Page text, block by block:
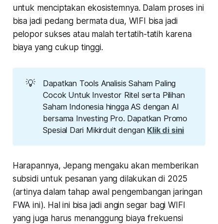
untuk menciptakan ekosistemnya. Dalam proses ini
bisa jadi pedang bermata dua, WIFI bisa jadi
pelopor sukses atau malah tertatih-tatih karena
biaya yang cukup tinggi.
💡
Dapatkan Tools Analisis Saham Paling
Cocok Untuk Investor Ritel serta Pilihan
Saham Indonesia hingga AS dengan AI
bersama Investing Pro. Dapatkan Promo
Spesial Dari Mikirduit dengan Klik di sini
Harapannya, Jepang mengaku akan memberikan
subsidi untuk pesanan yang dilakukan di 2025
(artinya dalam tahap awal pengembangan jaringan
FWA ini). Hal ini bisa jadi angin segar bagi WIFI
yang juga harus menanggung biaya frekuensi